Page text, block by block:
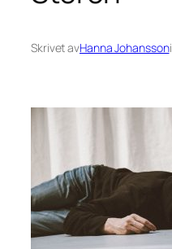
Skrivet avHanna Johanssoni